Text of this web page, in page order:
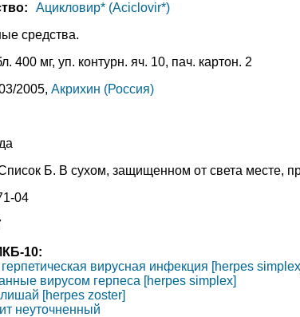
Ацикловир* (Aciclovir*)
средства.
400 мг, уп. контурн. яч. 10, пач. картон. 2
2005, Акрихин (Россия)
Б. В сухом, защищенном от света месте,
04
10:
вирусная инфекция [herpes
вирусом герпеса [herpes simplex]
[herpes zoster]
неуточненный